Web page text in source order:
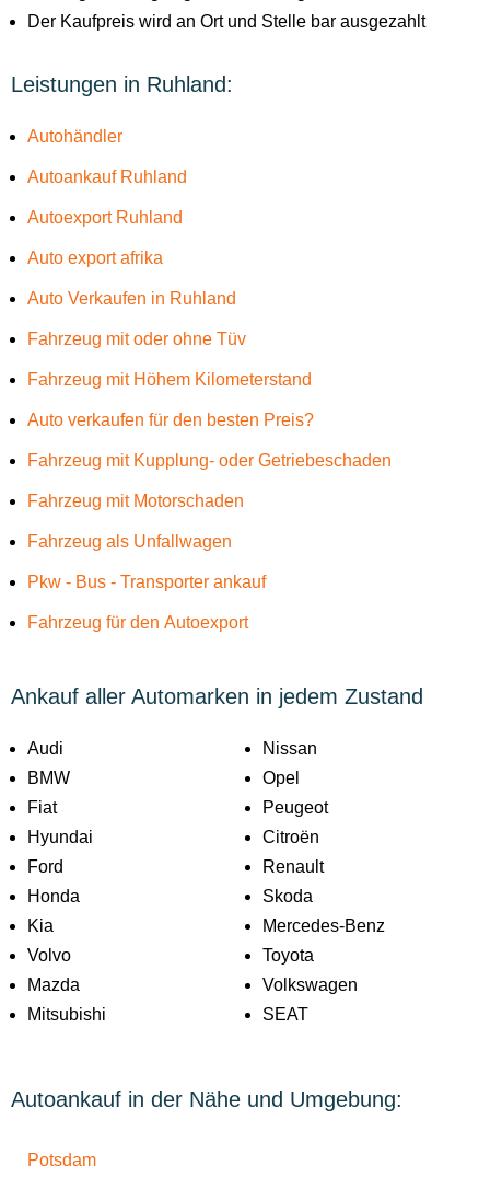
Der Kaufpreis wird an Ort und Stelle bar ausgezahlt
Leistungen in Ruhland:
Autohändler
Autoankauf Ruhland
Autoexport Ruhland
Auto export afrika
Auto Verkaufen in Ruhland
Fahrzeug mit oder ohne Tüv
Fahrzeug mit Höhem Kilometerstand
Auto verkaufen für den besten Preis?
Fahrzeug mit Kupplung- oder Getriebeschaden
Fahrzeug mit Motorschaden
Fahrzeug als Unfallwagen
Pkw - Bus - Transporter ankauf
Fahrzeug für den Autoexport
Ankauf aller Automarken in jedem Zustand
Audi
BMW
Fiat
Hyundai
Ford
Honda
Kia
Volvo
Mazda
Mitsubishi
Nissan
Opel
Peugeot
Citroën
Renault
Skoda
Mercedes-Benz
Toyota
Volkswagen
SEAT
Autoankauf in der Nähe und Umgebung:
Potsdam